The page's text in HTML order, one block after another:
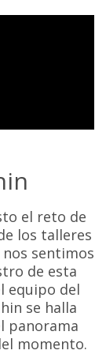
el reto de
los talleres
sentimos
de esta
equipo del
se halla
panorama
momento.